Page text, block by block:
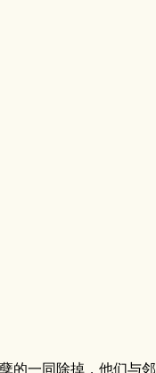
一同除掉，他们与邻